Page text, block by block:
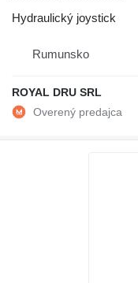
Hydraulický joystick
Rumunsko
ROYAL DRU SRL